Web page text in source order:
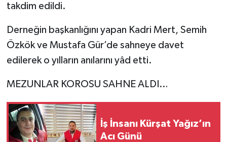
takdim edildi.
Derneğin başkanlığını yapan Kadri Mert, Semih
Özkök ve Mustafa Gür’de sahneye davet
edilerek o yılların anılarını yâd etti.
MEZUNLAR KOROSU SAHNE ALDI…
İş İnsanı Kürşat Yağız’ın
Acı Günü